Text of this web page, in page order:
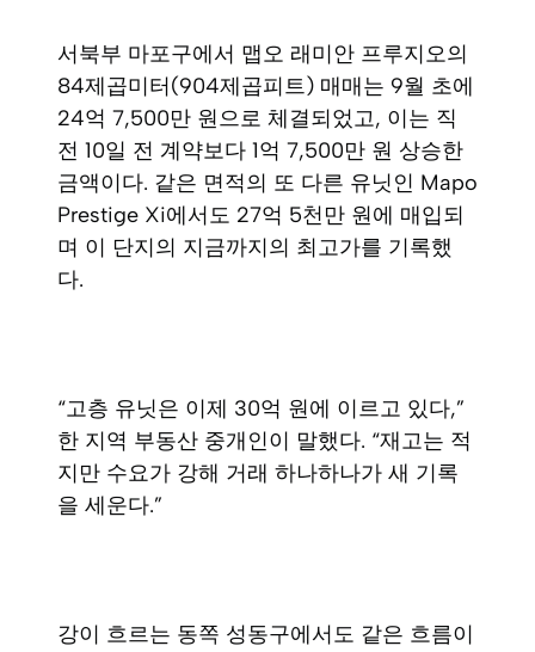
서북부 마포구에서 맵오 래미안 프루지오의
84제곱미터(904제곱피트) 매매는 9월 초에
24억 7,500만 원으로 체결되었고, 이는 직
전 10일 전 계약보다 1억 7,500만 원 상승한
금액이다. 같은 면적의 또 다른 유닛인 Mapo
Prestige Xi에서도 27억 5천만 원에 매입되
며 이 단지의 지금까지의 최고가를 기록했
다.
“고층 유닛은 이제 30억 원에 이르고 있다,”
한 지역 부동산 중개인이 말했다. “재고는 적
지만 수요가 강해 거래 하나하나가 새 기록
을 세운다.”
강이 흐르는 동쪽 성동구에서도 같은 흐름이